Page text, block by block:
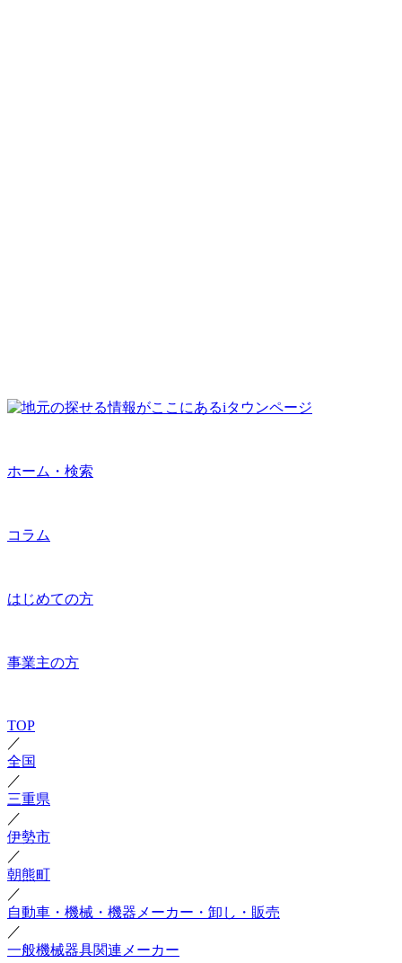
ホーム・検索
コラム
はじめての方
事業主の方
TOP
／
全国
／
三重県
／
伊勢市
／
朝熊町
／
自動車・機械・機器メーカー・卸し・販売
／
一般機械器具関連メーカー